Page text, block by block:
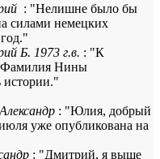
: "Нелишне было бы
силами немецких
Б. 1973 г.в. : "К
Фамилия Нины
истории."
Александр : "Юлия, добрый
уже опубликована на
: "Дмитрий, я выше